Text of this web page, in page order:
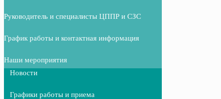
Руководитель и специалисты ЦППР и СЗС
График работы и контактная информация
Наши мероприятия
Новости
Графики работы и приема